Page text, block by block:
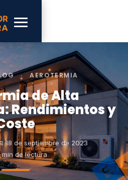
› AEROTERMIA
de Alta
Rendimientos y
18 de septiembre de 2023
de lectura